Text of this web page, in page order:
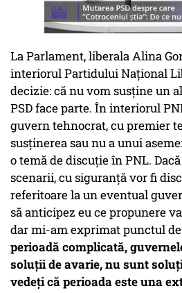
La Parlament, liberala Alina
interiorul Partidului Naţional
decizie: că nu vom susţine un
PSD face parte. În interiorul
guvern tehnocrat, cu premier
susţinerea sau nu a unui
o temă de discuţie în PNL.
scenarii, cu siguranţă vor fi
referitoare la un eventual
să anticipez eu ce propunere
dar mi-am exprimat punctul
perioadă complicată,
soluţii de avarie, nu sunt
vedeţi că perioada este una